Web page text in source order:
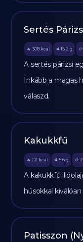
Sertés
🔥 308 kcal 🥩 15.2 g 🥔
A sertés párizsi
Inkább a magas
válaszd.
Kakukkfű
🔥 101 kcal 🥩 5.6 g 🥔
A kakukkfű
húsokkal
Patisszon